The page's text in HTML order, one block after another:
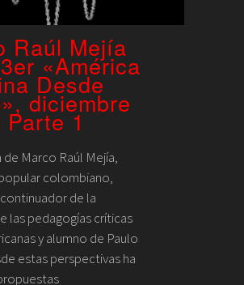
Raúl Mejía
«América
Desde
diciembre
1
de Marco Raúl Mejía,
colombiano,
de la
las pedagogías críticas
y alumno de Paulo
estas perspectivas ha